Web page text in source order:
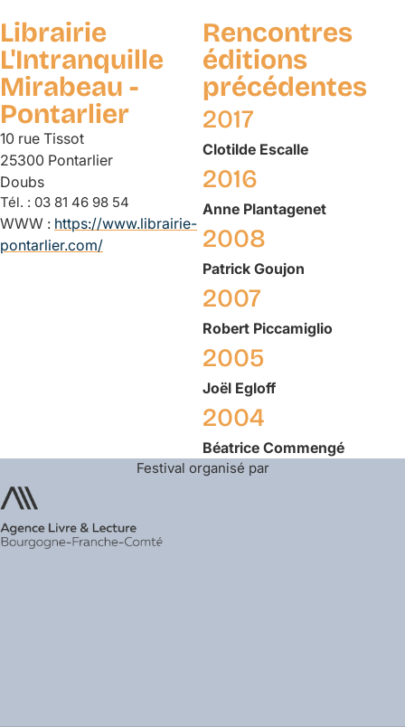
Librairie
L'Intranquille
Mirabeau -
Pontarlier
10 rue Tissot
25300 Pontarlier
Doubs
Tél. : 03 81 46 98 54
WWW : https://www.librairie-
pontarlier.com/
Rencontres
éditions
précédentes
2017
Clotilde Escalle
2016
Anne Plantagenet
2008
Patrick Goujon
2007
Robert Piccamiglio
2005
Joël Egloff
2004
Béatrice Commengé
Festival organisé par